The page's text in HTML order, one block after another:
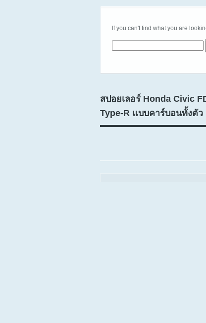
If you can't find what you are
สปอยเลอร์ Honda Civic
Type-R แบบคาร์บอนทั้งตัว